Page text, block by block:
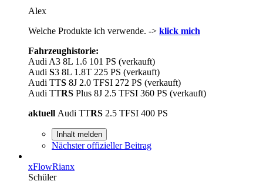
Alex
Welche Produkte ich verwende. -> klick mich
Fahrzeughistorie:
Audi A3 8L 1.6 101 PS (verkauft)
Audi S3 8L 1.8T 225 PS (verkauft)
Audi TTS 8J 2.0 TFSI 272 PS (verkauft)
Audi TTRS Plus 8J 2.5 TFSI 360 PS (verkauft)
aktuell Audi TTRS 2.5 TFSI 400 PS
Inhalt melden
Nächster offizieller Beitrag
xFlowRianx
Schüler